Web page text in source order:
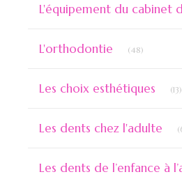
L'équipement du cabinet
L'orthodontie (48)
Les choix esthétiques (13)
Les dents chez l'adulte
Les dents de l’enfance à